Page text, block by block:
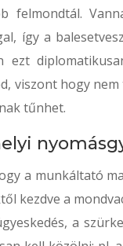
felmondtál.
így a
ezt
viszont hogy
tűnhet.
a munkáltató
kezdve a
a